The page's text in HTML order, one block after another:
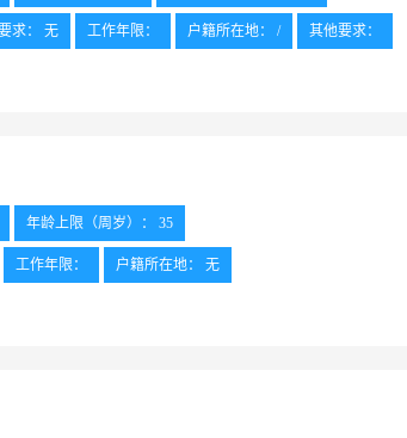
求： 无 工作年限： 户籍所在地： / 其他要求：
年龄上限（周岁）： 35
工作年限： 户籍所在地： 无